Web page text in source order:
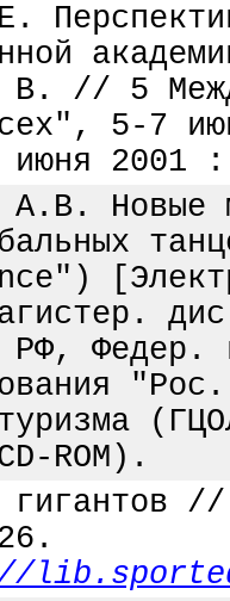
В. // 5
5-7
июня
А.В. Новые
РФ, Федер.
туризма
ROM).
гигантов